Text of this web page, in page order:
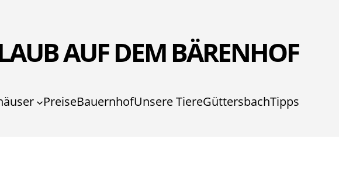
AUF DEM BÄRENHOF
PreiseBauernhofUnsere TiereGüttersbachTipps